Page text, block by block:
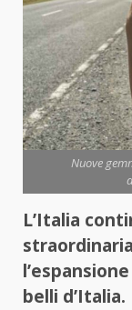
Nuove
L’Italia
belli d’Italia.